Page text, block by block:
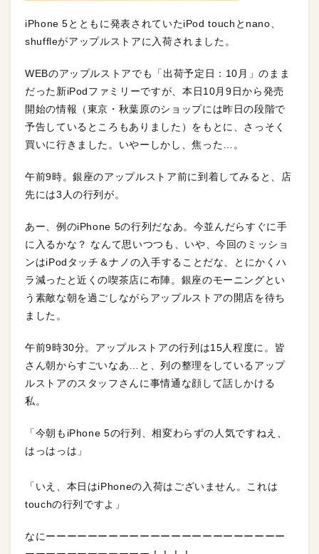
iPhone 5とともに発表されていたiPod touchとnano、
shuffleがアップルストアに入荷されました。
WEBのアップルストアでも「出荷予定日：10月」のまま
だった新iPodファミリーですが、本日10月9日から発売
開始の情報（東京・秋葉原のショップには昨日の段階で
予告しているところもありました）をもとに、さっそく
買いに行きました。いやーしかし、焦った…。
午前9時。銀座のアップルストア前に到着してみると、店
先には3人の行列が。
あー、例のiPhone 5の行列だなあ。今並んだらすぐに手
に入るかな？ なんて思いつつも、いや、今回のミッショ
ンはiPodタッチ＆ナノの入手することだな、とにかくハ
ラ減ったと近くの喫茶店に布陣。銀座のモーニングとい
う素敵な朝を過ごしながらアップルストアの開店を待ち
ました。
午前9時30分。アップルストアの行列は15人程度に。皆
さん朝からすごいなあ…と、列の整理をしているアップ
ルストアのスタッフさんに事情通な顔して話しかける
私。
「今朝もiPhone 5の行列、相変わらずの人気ですねえ、
はっはっは」
「いえ、本日はiPhoneの入荷はございません。これは
touchの行列ですよ」
なにーーーーーーーーーーーーーーーーーーーーーーー